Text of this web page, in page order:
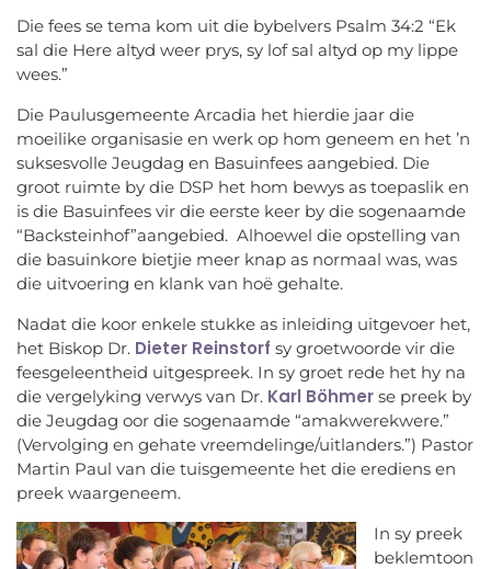
Die fees se tema kom uit die bybelvers Psalm 34:2 “Ek
sal die Here altyd weer prys, sy lof sal altyd op my lippe
wees.”
Die Paulusgemeente Arcadia het hierdie jaar die
moeilike organisasie en werk op hom geneem en het ’n
suksesvolle Jeugdag en Basuinfees aangebied. Die
groot ruimte by die DSP het hom bewys as toepaslik en
is die Basuinfees vir die eerste keer by die sogenaamde
“Backsteinhof”aangebied. Alhoewel die opstelling van
die basuinkore bietjie meer knap as normaal was, was
die uitvoering en klank van hoë gehalte.
Nadat die koor enkele stukke as inleiding uitgevoer het,
het Biskop Dr. Dieter Reinstorf sy groetwoorde vir die
feesgeleentheid uitgespreek. In sy groet rede het hy na
die vergelyking verwys van Dr. Karl Böhmer se preek by
die Jeugdag oor die sogenaamde “amakwerekwere.”
(Vervolging en gehate vreemdelinge/uitlanders.”) Pastor
Martin Paul van die tuisgemeente het die erediens en
preek waargeneem.
In sy preek
beklemtoon